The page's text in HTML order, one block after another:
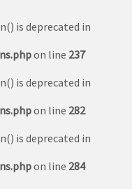
is deprecated in
on line 237
is deprecated in
on line 282
is deprecated in
on line 284